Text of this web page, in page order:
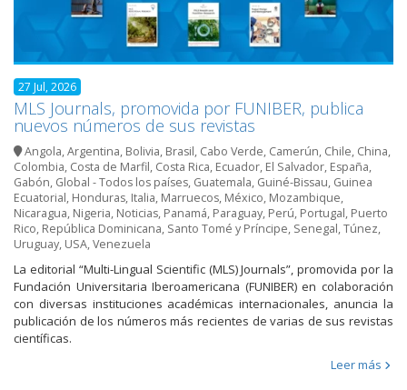
27 Jul, 2026
MLS Journals, promovida por FUNIBER, publica
nuevos números de sus revistas
Angola,Argentina, Bolivia, Brasil, Cabo Verde, Camerún, Chile, China,
Colombia, Costa de Marfil, Costa Rica, Ecuador, El Salvador, España,
Gabón, Global - Todos los países, Guatemala, Guiné-Bissau, Guinea
Ecuatorial, Honduras, Italia, Marruecos, México, Mozambique,
Nicaragua, Nigeria, Noticias, Panamá, Paraguay, Perú, Portugal, Puerto
Rico, República Dominicana, Santo Tomé y Príncipe, Senegal,Túnez,
Uruguay, USA,Venezuela
La editorial “Multi-Lingual Scientific (MLS) Journals”, promovida por la
Fundación Universitaria Iberoamericana (FUNIBER) en colaboración
con diversas instituciones académicas internacionales, anuncia la
publicación de los números más recientes de varias de sus revistas
científicas.
Leer más